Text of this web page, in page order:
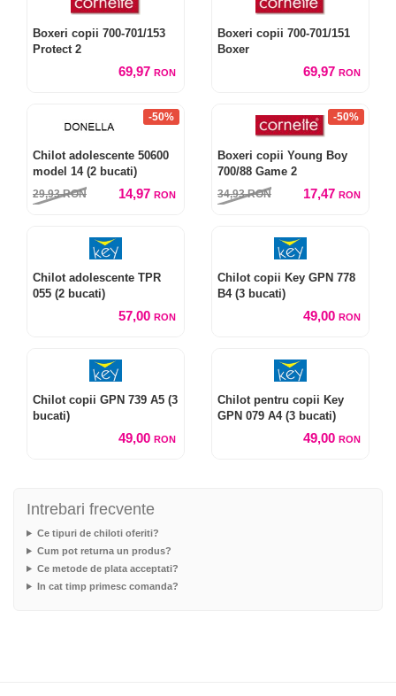
Boxeri copii 700-701/153
Protect 2
69,97 RON
Boxeri copii 700-701/151
Boxer
69,97 RON
-50%
Chilot adolescente 50600
model 14 (2 bucati)
29,93RON 14,97 RON
-50%
Boxeri copii Young Boy
700/88 Game 2
34,93RON 17,47 RON
Chilot adolescente TPR
055 (2 bucati)
57,00 RON
Chilot copii Key GPN 778
B4 (3 bucati)
49,00 RON
Chilot copii GPN 739 A5 (3
bucati)
49,00 RON
Chilot pentru copii Key
GPN 079 A4 (3 bucati)
49,00 RON
Intrebari frecvente
Ce tipuri de chiloti oferiti?
Cum pot returna un produs?
Ce metode de plata acceptati?
In cat timp primesc comanda?